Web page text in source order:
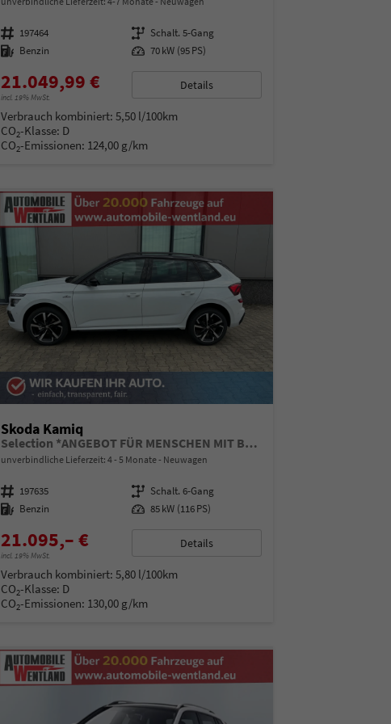
Fahrzeugnummer 197464 Getriebe Schalt. 5-Gang
Kraftstoff Benzin Leistung 70 kW (95 PS)
21.049,99 €
incl. 19% MwSt.
Details
Verbrauch kombiniert:5,50 l/100km
CO2-Klasse: D
CO2-Emissionen: 124,00 g/km
Skoda Kamiq
Selection *ANGEBOT FÜR MENSCHEN MIT BEHINDERUNG AB 50%! 1.0 TSI 115PS, Klimaanlage, Sitzheizung, Parksensoren hinten, LED-Scheinwerfer, Tempomat, Infotainment 8", Virtual Cockpit Nebelscheinwerfer, Dachreling
unverbindliche Lieferzeit: 4 - 5 Monate Neuwagen
Fahrzeugnummer 197635 Getriebe Schalt. 6-Gang
Kraftstoff Benzin Leistung 85 kW (116 PS)
21.095,– €
incl. 19% MwSt.
Details
Verbrauch kombiniert:5,80 l/100km
CO2-Klasse: D
CO2-Emissionen: 130,00 g/km